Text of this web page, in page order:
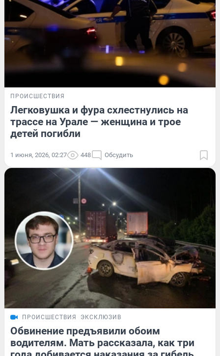
ПРОИСШЕСТВИЯ
Легковушка и фура схлестнулись на
трассе на Урале — женщина и трое
детей погибли
1 июня, 2026, 02:27 448 Обсудить
ПРОИСШЕСТВИЯ ЭКСКЛЮЗИВ
Обвинение предъявили обоим
водителям. Мать рассказала, как три